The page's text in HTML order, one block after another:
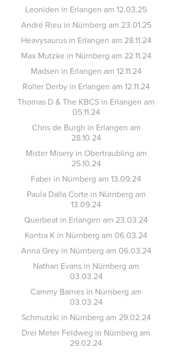
Leoniden in Erlangen am 12.03.25
André Rieu in Nürnberg am 23.01.25
Heavysaurus in Erlangen am 28.11.24
Max Mutzke in Nürnberg am 22.11.24
Madsen in Erlangen am 12.11.24
Roller Derby in Erlangen am 12.11.24
Thomas D & The KBCS in Erlangen am
05.11.24
Chris de Burgh in Erlangen am
28.10.24
Mister Misery in Obertraubling am
25.10.24
Faber in Nürnberg am 13.09.24
Paula Dalla Corte in Nürnberg am
13.09.24
Querbeat in Erlangen am 23.03.24
Kontra K in Nürnberg am 06.03.24
Anna Grey in Nürnberg am 06.03.24
Nathan Evans in Nürnberg am
03.03.24
Cammy Barnes in Nürnberg am
03.03.24
Schmutzki in Nürnberg am 29.02.24
Drei Meter Feldweg in Nürnberg am
29.02.24